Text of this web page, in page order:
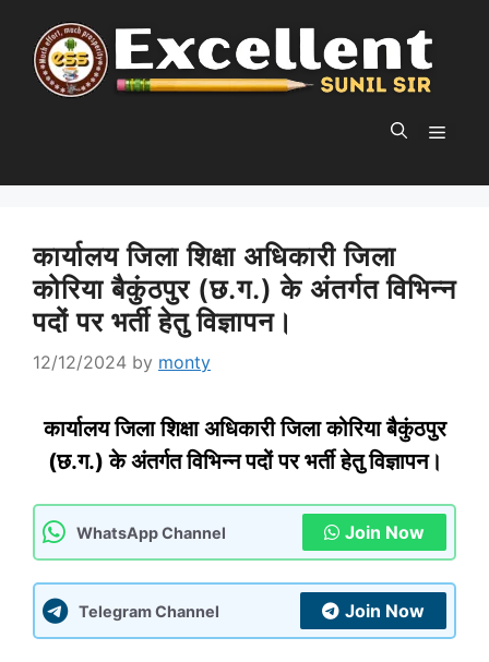
content
कार्यालय जिला शिक्षा अधिकारी जिला
कोरिया बैकुंठपुर (छ.ग.) के अंतर्गत विभिन्न
पदों पर भर्ती हेतु विज्ञापन।
12/12/2024 by monty
कार्यालय जिला शिक्षा अधिकारी जिला कोरिया बैकुंठपुर
(छ.ग.) के अंतर्गत विभिन्न पदों पर भर्ती हेतु विज्ञापन।
WhatsApp Channel Join Now
Telegram Channel Join Now